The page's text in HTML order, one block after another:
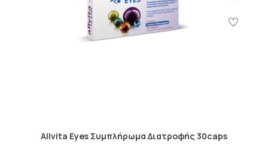
Allvita Eyes Συμπλήρωμα Διατροφής 30caps